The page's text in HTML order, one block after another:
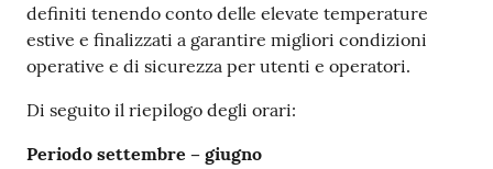
definiti tenendo conto delle elevate temperature
estive e finalizzati a garantire migliori condizioni
operative e di sicurezza per utenti e operatori.
Di seguito il riepilogo degli orari:
Periodo settembre – giugno